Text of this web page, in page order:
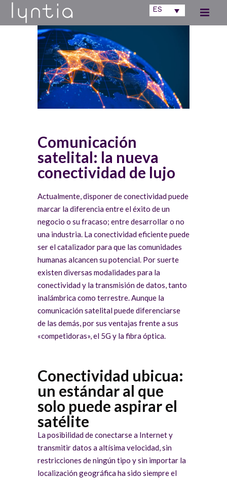
ES
Comunicación
satelital: la nueva
conectividad de lujo
Actualmente, disponer de conectividad puede
marcar la diferencia entre el éxito de un
negocio o su fracaso; entre desarrollar o no
una industria. La conectividad eficiente puede
ser el catalizador para que las comunidades
humanas alcancen su potencial. Por suerte
existen diversas modalidades para la
conectividad y la transmisión de datos, tanto
inalámbrica como terrestre. Aunque la
comunicación satelital puede diferenciarse
de las demás, por sus ventajas frente a sus
«competidoras», el 5G y la fibra óptica.
Conectividad ubicua:
un estándar al que
solo puede aspirar el
satélite
La posibilidad de conectarse a Internet y
transmitir datos a altísima velocidad, sin
restricciones de ningún tipo y sin importar la
localización geográfica ha sido siempre el